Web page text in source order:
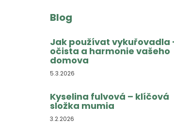
Blog
Jak používat vykuřovadla
očista a harmonie vašeho
domova
5.3.2026
Kyselina fulvová – klíčová
složka mumia
3.2.2026